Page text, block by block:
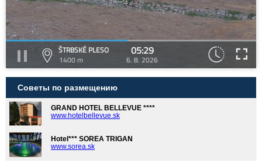
ŠTRBSKÉ PLESO
1400 m
05:29
6. 8. 2026
Советы по размещению
GRAND HOTEL BELLEVUE ****
www.hotelbellevue.sk
Hotel*** SOREA TRIGAN
www.sorea.sk